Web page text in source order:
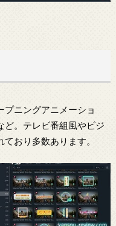
プニングアニメーショ
ど。テレビ番組風やビジ
おり多数あります。